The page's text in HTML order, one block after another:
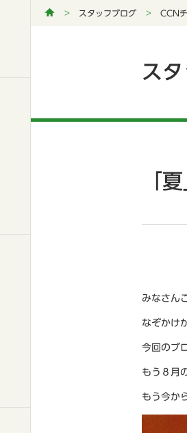
スタッフブログ CCN
ス
「
みなさん
なぞかけ
今回のブ
もう８月
もう今か